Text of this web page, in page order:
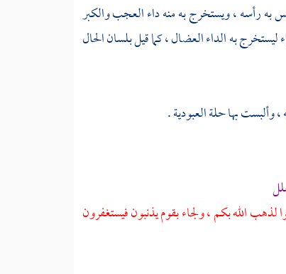
به رأسه ، ويستخرج به منه داء العجب والكبر
به الداء العضال ، كما قيل بلسان الحال
بها حلة العبودية .
لذهب الله بكم ، ولجاء بقوم يذنبون فيستغفرون